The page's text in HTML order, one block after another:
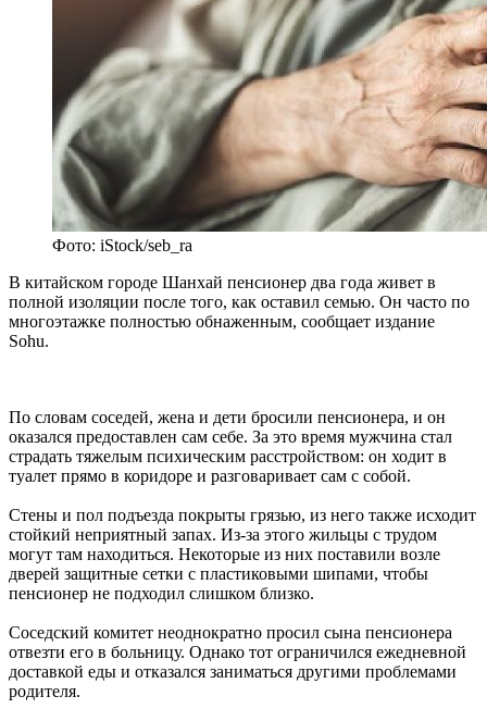
Фото: iStock/seb_ra
В китайском городе Шанхай пенсионер два года живет в
полной изоляции после того, как оставил семью. Он часто по
многоэтажке полностью обнаженным, сообщает издание
Sohu.
По словам соседей, жена и дети бросили пенсионера, и он
оказался предоставлен сам себе. За это время мужчина стал
страдать тяжелым психическим расстройством: он ходит в
туалет прямо в коридоре и разговаривает сам с собой.
Стены и пол подъезда покрыты грязью, из него также исходит
стойкий неприятный запах. Из-за этого жильцы с трудом
могут там находиться. Некоторые из них поставили возле
дверей защитные сетки с пластиковыми шипами, чтобы
пенсионер не подходил слишком близко.
Соседский комитет неоднократно просил сына пенсионера
отвезти его в больницу. Однако тот ограничился ежедневной
доставкой еды и отказался заниматься другими проблемами
родителя.